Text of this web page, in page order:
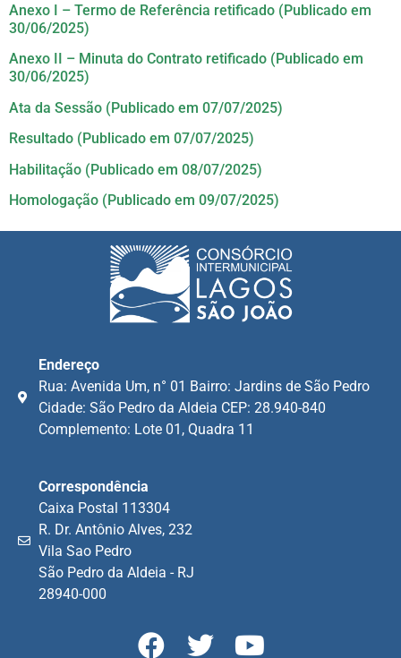
Anexo I – Termo de Referência retificado (Publicado em
30/06/2025)
Anexo II – Minuta do Contrato retificado (Publicado em
30/06/2025)
Ata da Sessão (Publicado em 07/07/2025)
Resultado (Publicado em 07/07/2025)
Habilitação (Publicado em 08/07/2025)
Homologação (Publicado em 09/07/2025)
Endereço
Rua: Avenida Um, n° 01 Bairro: Jardins de São Pedro
Cidade: São Pedro da Aldeia CEP: 28.940-840
Complemento: Lote 01, Quadra 11
Correspondência
Caixa Postal 113304
R. Dr. Antônio Alves, 232
Vila Sao Pedro
São Pedro da Aldeia - RJ
28940-000